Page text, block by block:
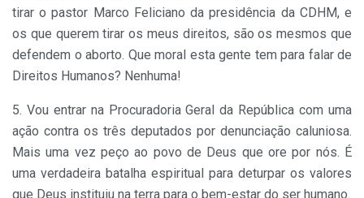
tirar o pastor Marco Feliciano da presidência da CDHM, e
os que querem tirar os meus direitos, são os mesmos que
defendem o aborto. Que moral esta gente tem para falar de
Direitos Humanos? Nenhuma!
5. Vou entrar na Procuradoria Geral da República com uma
ação contra os três deputados por denunciação caluniosa.
Mais uma vez peço ao povo de Deus que ore por nós. É
uma verdadeira batalha espiritual para deturpar os valores
que Deus instituiu na terra para o bem-estar do ser humano.